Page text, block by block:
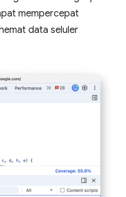
mempercepat
data seluler